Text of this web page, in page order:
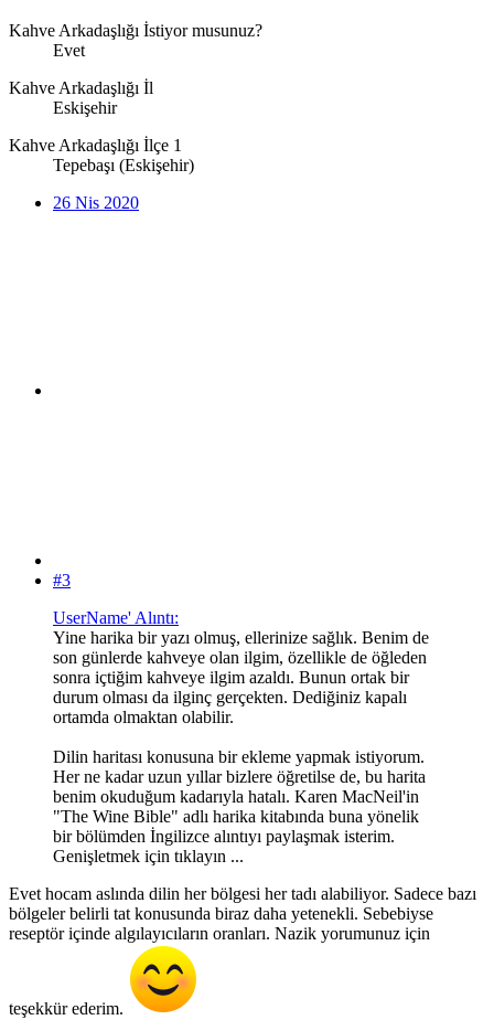
Kahve Arkadaşlığı İstiyor musunuz?
Evet
Kahve Arkadaşlığı İl
Eskişehir
Kahve Arkadaşlığı İlçe 1
Tepebaşı (Eskişehir)
26 Nis 2020
#3
UserName' Alıntı:
Yine harika bir yazı olmuş, ellerinize sağlık. Benim de
son günlerde kahveye olan ilgim, özellikle de öğleden
sonra içtiğim kahveye ilgim azaldı. Bunun ortak bir
durum olması da ilginç gerçekten. Dediğiniz kapalı
ortamda olmaktan olabilir.
Dilin haritası konusuna bir ekleme yapmak istiyorum.
Her ne kadar uzun yıllar bizlere öğretilse de, bu harita
benim okuduğum kadarıyla hatalı. Karen MacNeil'in
"The Wine Bible" adlı harika kitabında buna yönelik
bir bölümden İngilizce alıntıyı paylaşmak isterim.
Genişletmek için tıklayın ...
Evet hocam aslında dilin her bölgesi her tadı alabiliyor. Sadece bazı
bölgeler belirli tat konusunda biraz daha yetenekli. Sebebiyse
reseptör içinde algılayıcıların oranları. Nazik yorumunuz için
teşekkür ederim.